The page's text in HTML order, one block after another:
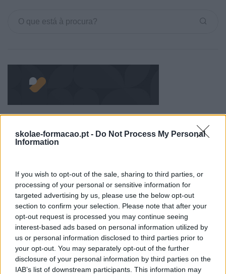
skolae-formacao.pt - Do Not Process My Personal
Information
If you wish to opt-out of the sale, sharing to third parties, or
processing of your personal or sensitive information for
targeted advertising by us, please use the below opt-out
section to confirm your selection. Please note that after your
opt-out request is processed you may continue seeing
interest-based ads based on personal information utilized by
us or personal information disclosed to third parties prior to
your opt-out. You may separately opt-out of the further
disclosure of your personal information by third parties on the
IAB’s list of downstream participants. This information may
Categorias Blog
Artigo De Opinião
Atendimento E Relação Cliente
Comunicação
Cultura
Desenvolvimento
Desenvolvimento De Competências